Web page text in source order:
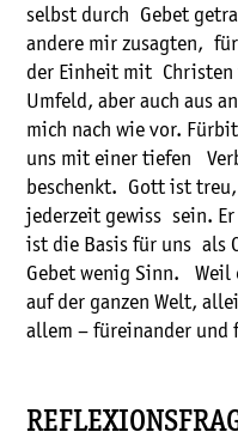
selbst durch Gebet
andere mir zusagten,
der Einheit mit Christen
Umfeld, aber auch aus
mich nach wie vor.
uns mit einer tiefen
beschenkt. Gott ist
jederzeit gewiss sein.
ist die Basis für uns als
Gebet wenig Sinn. Weil
auf der ganzen Welt,
allem – füreinander und